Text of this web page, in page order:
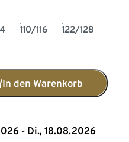
110/116 122/128
In den Warenkorb
- Di., 18.08.2026